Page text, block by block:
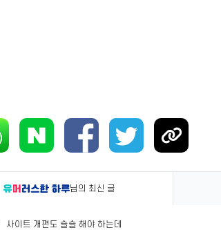
님의 최신 글
사이트 개편도 슬슬 해야 하는데